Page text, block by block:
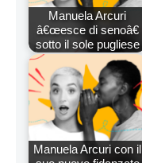
Manuela Arcuri
â€œesce di senoâ€
sotto il sole pugliese
Manuela Arcuri con il